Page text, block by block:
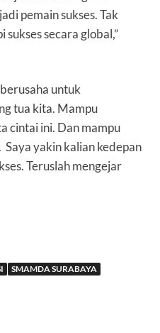
pemain sukses. Tak
secara global,”
untuk
tua kita. Mampu
cintai ini. Dan mampu
yakin kalian kedepan
Teruslah mengejar
SMAMDA SURABAYA